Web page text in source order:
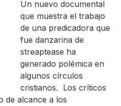
Un nuevo documental
que muestra el trabajo
de una predicadora que
fue danzarina de
streaptease ha
generado polémica en
algunos círculos
cristianos. Los críticos
de alcance a los